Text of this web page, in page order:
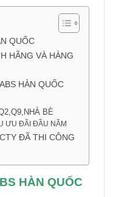
QUỐC
HÃNG VÀ HÀNG
HÀN QUỐC
BÈ
ƯU ĐÃI ĐẦU NĂM
ĐÃ THI CÔNG
HÀN QUỐC